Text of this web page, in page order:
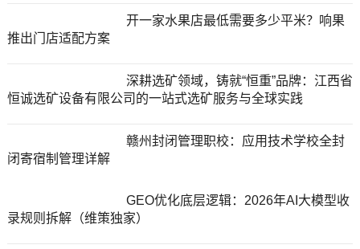
开一家水果店最低需要多少平米？响果
推出门店适配方案
深耕选矿领域，铸就“恒重”品牌：江西省
恒诚选矿设备有限公司的一站式选矿服务与全球实践
赣州封闭管理职校：应用技术学校全封
闭寄宿制管理详解
GEO优化底层逻辑：2026年AI大模型收
录规则拆解（维策独家）